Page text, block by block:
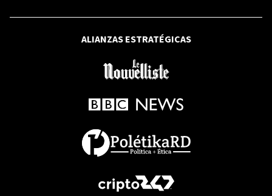
universo poético
Eclipse solar total: Avellanosa de
que por una noche será uno de los
lugares más fascinantes del planeta
ALIANZAS ESTRATÉGICAS